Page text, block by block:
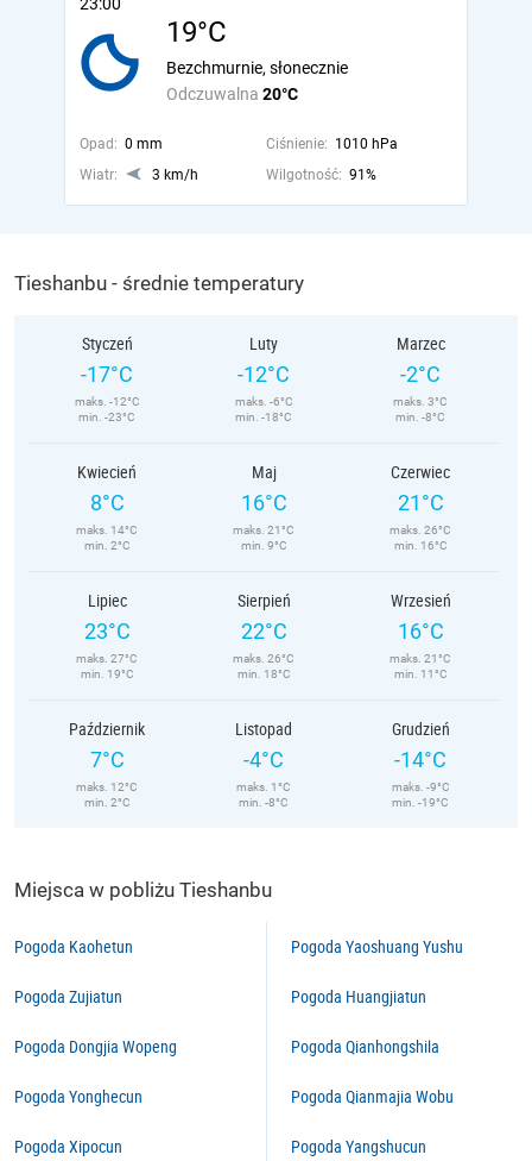
19°C
Odczuwalna 20°C
Bezchmurnie, słonecznie
Opad: 0 mm Ciśnienie: 1010 hPa
Wiatr:
3 km/h Wilgotność: 91%
Tieshanbu - średnie temperatury
Styczeń
-17°C
maks. -12°C
min. -23°C
Luty
-12°C
maks. -6°C
min. -18°C
Marzec
-2°C
maks. 3°C
min. -8°C
Kwiecień
8°C
maks. 14°C
min. 2°C
Maj
16°C
maks. 21°C
min. 9°C
Czerwiec
21°C
maks. 26°C
min. 16°C
Lipiec
23°C
maks. 27°C
min. 19°C
Sierpień
22°C
maks. 26°C
min. 18°C
Wrzesień
16°C
maks. 21°C
min. 11°C
Październik
7°C
maks. 12°C
min. 2°C
Listopad
-4°C
maks. 1°C
min. -8°C
Grudzień
-14°C
maks. -9°C
min. -19°C
Miejsca w pobliżu Tieshanbu
Pogoda Kaohetun
Pogoda Zujiatun
Pogoda Dongjia Wopeng
Pogoda Yonghecun
Pogoda Xipocun
Pogoda Yaoshuang Yushu
Pogoda Huangjiatun
Pogoda Qianhongshila
Pogoda Qianmajia Wobu
Pogoda Yangshucun